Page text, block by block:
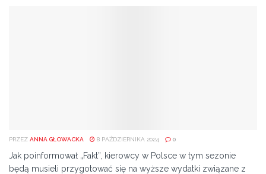
PRZEZ ANNA GŁOWACKA 8 PAŹDZIERNIKA 2024 0
Jak poinformował „Fakt”, kierowcy w Polsce w tym sezonie
będą musieli przygotować się na wyższe wydatki związane z